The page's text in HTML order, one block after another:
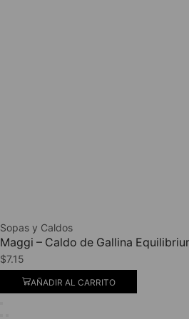
Sopas y Caldos
Maggi – Caldo de Gallina
$7.15
AÑADIR AL CARRITO